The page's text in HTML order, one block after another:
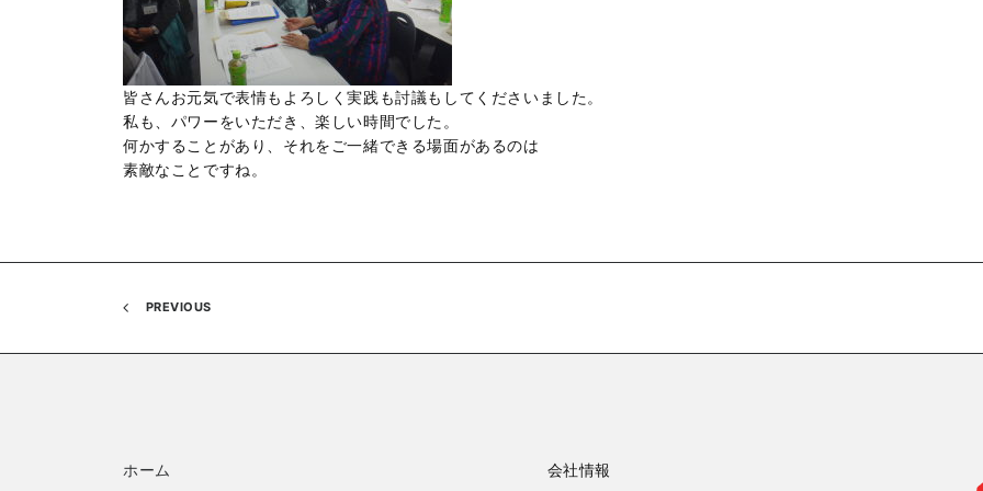
皆さんお元気で表情もよろしく実践も討議もしてくださいました。
私も、パワーをいただき、楽しい時間でした。
何かすることがあり、それをご一緒できる場面があるのは
素敵なことですね。
PREVIOUS
ホーム
会社情報